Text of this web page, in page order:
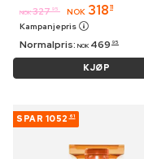
NOK 327 95 NOK 318 11
Kampanjepris
Normalpris: NOK 469 95
KJØP
SPAR 1052 61